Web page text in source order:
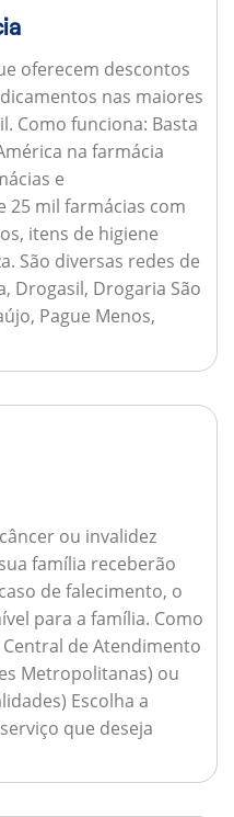
oferecem descontos
nas maiores
Como funciona: Basta
na farmácia
e
25 mil farmácias com
itens de higiene
São diversas redes de
Drogasil, Drogaria São
Pague Menos,
ou invalidez
família receberão
de falecimento, o
para a família. Como
de Atendimento
Metropolitanas) ou
Escolha a
que deseja